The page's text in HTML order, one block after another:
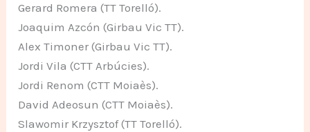
Gerard Romera (TT Torelló).
Joaquim Azcón (Girbau Vic TT).
Alex Timoner (Girbau Vic TT).
Jordi Vila (CTT Arbúcies).
Jordi Renom (CTT Moiaès).
David Adeosun (CTT Moiaès).
Slawomir Krzysztof (TT Torelló).